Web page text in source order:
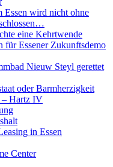
Essen wird nicht ohne
eine Kehrtwende
für Essener Zukunftsdemo
Nieuw Steyl gerettet
oder Barmherzigkeit
– Hartz IV
in Essen
Center